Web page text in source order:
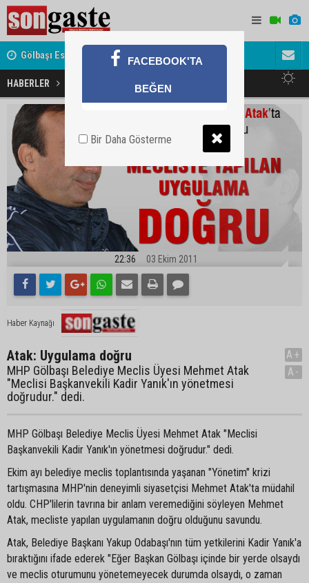
Gölbaşı Esnafının Sesi Ankara Kalkınma Ajansı'nda Avukat
akını
HABERLER Atak: Uygulama doğru
22:36 03 Ekim 2011
Haber Kaynağı
Atak: Uygulama doğru
MHP Gölbaşı Belediye Meclis Üyesi Mehmet Atak
"Meclisi Başkanvekili Kadir Yanık'ın yönetmesi
doğrudur." dedi.
A+
A-
MHP Gölbaşı Belediye Meclis Üyesi Mehmet Atak "Meclisi
Başkanvekili Kadir Yanık'ın yönetmesi doğrudur." dedi.
Ekim ayı belediye meclis toplantısında yaşanan "Yönetim" krizi
tartışmasına MHP'nin deneyimli siyasetçisi Mehmet Atak'ta müdahil
oldu. CHP'lilerin tavrına bir anlam veremediğini söyleyen Mehmet
Atak, mecliste yapılan uygulamanın doğru olduğunu savundu.
Atak, Belediye Başkanı Yakup Odabaşı'nın tüm yetkilerini Kadir Yanık'a
bıraktığını ifade ederek "Eğer Başkan Gölbaşı içinde bir yerde olsaydı
ve meclis oturumunu yönetemeyecek durumda olsaydı, o zaman
FACEBOOK'TA
BEĞEN
Bir Daha Gösterme